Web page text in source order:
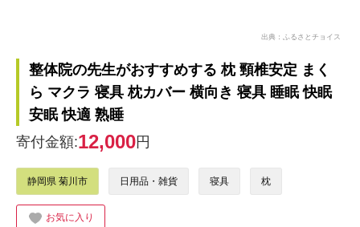
出典：ふるさとチョイス
整体院の先生がおすすめする 枕 頸椎安定 まく
ら マクラ 寝具 枕カバー 横向き 寝具 睡眠 快眠
安眠 快適 熟睡
寄付金額:12,000円
静岡県 菊川市 日用品・雑貨 寝具 枕
お気に入り